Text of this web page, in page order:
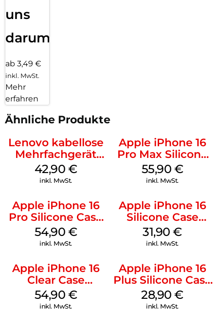
uns
darum!
ab 3,49 €
inkl. MwSt.
Mehr
erfahren
Ähnliche Produkte
Lenovo kabellose
Mehrfachgerät
Luna Grey
42,90 €
inkl. MwSt.
Apple iPhone 16
Pro Max Silicone
Case MagSafe
Stone Gray
55,90 €
inkl. MwSt.
Apple iPhone 16
Pro Silicone Case
MagSafe Black
54,90 €
inkl. MwSt.
Apple iPhone 16
Silicone Case
MagSafe Fuchsia
31,90€
inkl. MwSt.
Apple iPhone 16
Clear Case
MagSafe
Transparent
54,90 €
inkl. MwSt.
Apple iPhone 16
Plus Silicone Case
MagSafe Black
28,90€
inkl. MwSt.